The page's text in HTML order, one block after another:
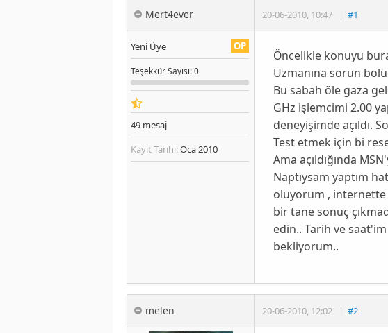
Mert4ever 20-06-2010, 10:47 | #1
OP
Yeni Üye
TeşekkürSayısı: 0
49 mesaj
Kayıt Tarihi:Oca 2010
Öncelikle konuyu
Uzmanına sorun
Bu sabah öle gaza
GHz işlemcimi 2.00
deneyişimde açıldı.
Test etmek için bi
Ama açıldığında
Naptıysam yaptım
oluyorum , internette
bir tane sonuç
edin.. Tarih ve
bekliyorum..
melen 20-06-2010, 12:02 | #2